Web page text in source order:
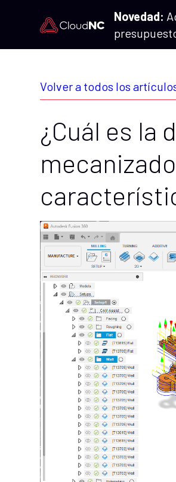
Novedad:
Volver a todos los
¿Cuál es la